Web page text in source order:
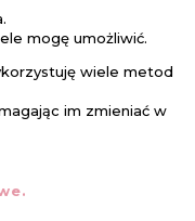
mogę umożliwić.
wiele metod
im zmieniać w